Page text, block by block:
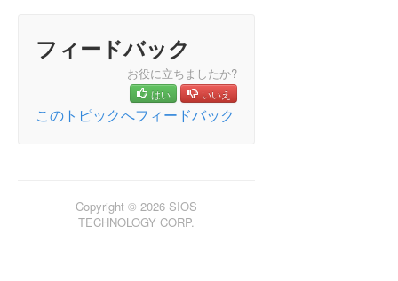
SIOS Protection Suite の管理の概要
ユーザガイド
DataKeeper
はじめに
構成
SIOS DataKeeper の設定方法
SIOS DataKeeper の設定方法
フィードバック
お役に立ちましたか?
はい いいえ
このトピックへフィードバック
Copyright © 2026 SIOS
TECHNOLOGY CORP.